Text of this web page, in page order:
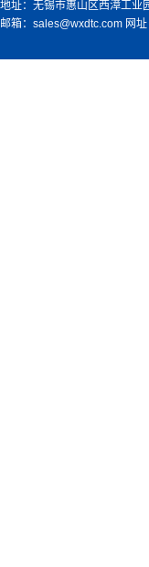
地址：无锡市惠山区西漳工业
邮箱：sales@wxdtc.com 网